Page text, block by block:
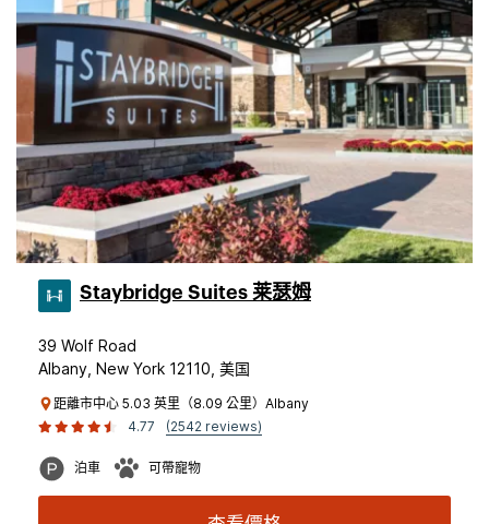
Staybridge Suites 莱瑟姆
39 Wolf Road
Albany, New York 12110, 美国
距離市中心 5.03 英里（8.09 公里）Albany
4.77
(2542 reviews)
泊車 可帶寵物